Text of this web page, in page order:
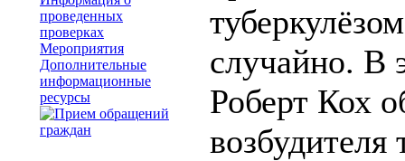
проведенных
проверках
Мероприятия
Дополнительные
информационные
ресурсы
случайно. В
Роберт Кох
возбудителя